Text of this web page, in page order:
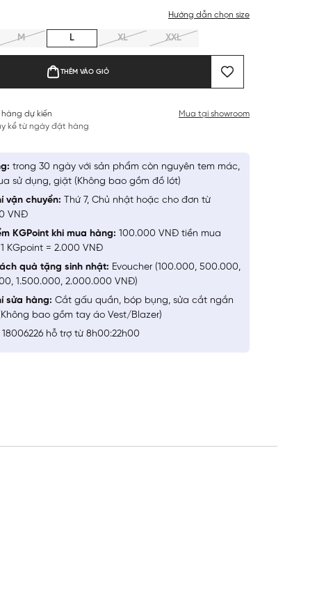
Hướng dẫn chọn size
M L XL XXL
THÊM VÀO GIỎ
dự kiến
kể từ ngày đặt hàng
Mua tại showroom
trong 30 ngày với sản phẩm còn nguyên tem mác,
sử dụng, giặt (Không bao gồm đồ lót)
vận chuyển: Thứ 7, Chủ nhật hoặc cho đơn từ
VNĐ
KGPoint khi mua hàng: 100.000 VNĐ tiền mua
KGpoint = 2.000 VNĐ
quà tặng sinh nhật: Evoucher (100.000, 500.000,
1.500.000, 2.000.000 VNĐ)
sửa hàng: Cắt gấu quần, bóp bụng, sửa cắt ngắn
bao gồm tay áo Vest/Blazer)
18006226 hỗ trợ từ 8h00:22h00